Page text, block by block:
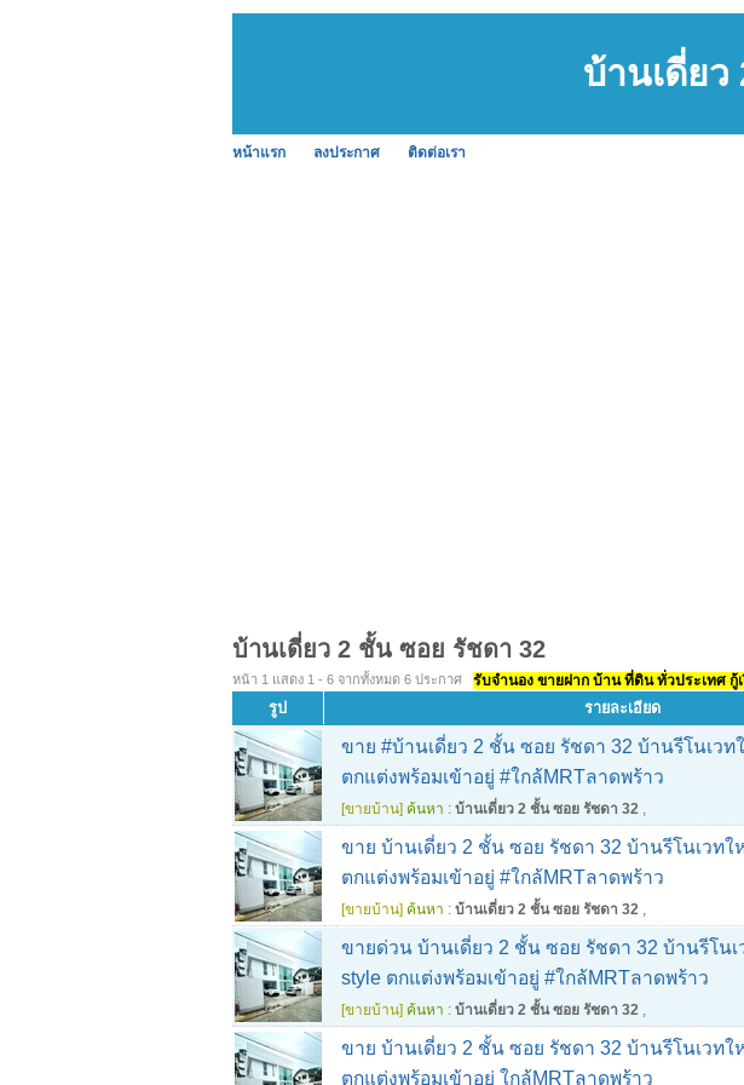
บ้านเดี่ย
หน้าแรก ลงประกาศ ติดต่อเรา
บ้านเดี่ยว 2 ชั้น ซอย รัชดา 32
หน้า 1 แสดง 1 - 6 จากทั้งหมด 6 ประกาศ รับจำนอง ขายฝาก บ้าน ที่ดิน ทั่วประเทศ กู้
รูป รายละเอียด
ขาย #บ้านเดี่ยว 2 ชั้น ซอย รัชดา 32 บ้านรีโนเวท
ตกแต่งพร้อมเข้าอยู่ #ใกล้MRTลาดพร้าว
[ขายบ้าน] ค้นหา : บ้านเดี่ยว 2 ชั้น ซอย รัชดา 32 ,
ขาย บ้านเดี่ยว 2 ชั้น ซอย รัชดา 32 บ้านรีโนเวทใ
ตกแต่งพร้อมเข้าอยู่ #ใกล้MRTลาดพร้าว
[ขายบ้าน] ค้นหา : บ้านเดี่ยว 2 ชั้น ซอย รัชดา 32 ,
ขายด่วน บ้านเดี่ยว 2 ชั้น ซอย รัชดา 32 บ้านรีโนเ
style ตกแต่งพร้อมเข้าอยู่ #ใกล้MRTลาดพร้าว
[ขายบ้าน] ค้นหา : บ้านเดี่ยว 2 ชั้น ซอย รัชดา 32 ,
ขาย บ้านเดี่ยว 2 ชั้น ซอย รัชดา 32 บ้านรีโนเวทใ
ตกแต่งพร้อมเข้าอยู่ ใกล้MRTลาดพร้าว